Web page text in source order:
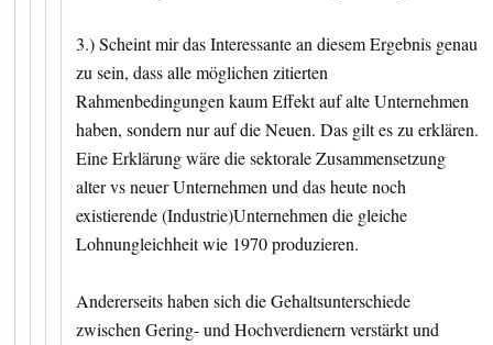
3.) Scheint mir das Interessante an diesem Ergebnis genau
zu sein, dass alle möglichen zitierten
Rahmenbedingungen kaum Effekt auf alte Unternehmen
haben, sondern nur auf die Neuen. Das gilt es zu erklären.
Eine Erklärung wäre die sektorale Zusammensetzung
alter vs neuer Unternehmen und das heute noch
existierende (Industrie)Unternehmen die gleiche
Lohnungleichheit wie 1970 produzieren.
Andererseits haben sich die Gehaltsunterschiede
zwischen Gering- und Hochverdienern verstärkt und